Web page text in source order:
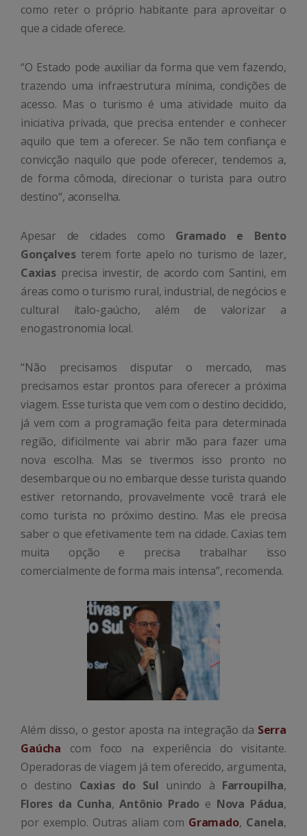
como reter o próprio habitante para aproveitar o
que a cidade oferece.
“O Estado pode auxiliar da forma que vem fazendo,
trazendo uma infraestrutura mínima, condições de
acesso. Mas o turismo é uma atividade muito da
iniciativa privada, que precisa entender e conhecer
aquilo que tem a oferecer. Se não tem confiança e
convicção naquilo que pode oferecer, tendemos a,
de forma cômoda, direcionar o turista para outro
destino“, aconselha.
Apesar de cidades como Gramado e Bento
Gonçalvesterem forte apelo no turismo de lazer,
Caxias precisa investir, de acordo com Santini, em
áreas como o turismo rural, industrial, de negócios e
cultural ítalo-gaúcho, além de valorizar a
enogastronomia local.
“Não precisamos disputar o mercado, mas
precisamos estar prontos para oferecer a próxima
viagem. Esse turista que vem com o destino decidido,
já vem com a programação feita para determinada
região, dificilmente vai abrir mão para fazer uma
nova escolha. Mas se tivermos isso pronto no
desembarque ou no embarque desse turista quando
estiver retornando, provavelmente você trará ele
como turista no próximo destino. Mas ele precisa
saber o que efetivamente tem na cidade. Caxias tem
muita opção e precisa trabalhar isso
comercialmente de forma mais intensa”, recomenda.
Além disso, o gestor aposta na integração da Serra
Gaúcha com foco na experiência do visitante.
Operadoras de viagem já tem oferecido, argumenta,
o destino Caxias do Sul unindo à Farroupilha,
Flores da Cunha,Antônio Prado e Nova Pádua,
por exemplo. Outras aliam com Gramado, Canela,